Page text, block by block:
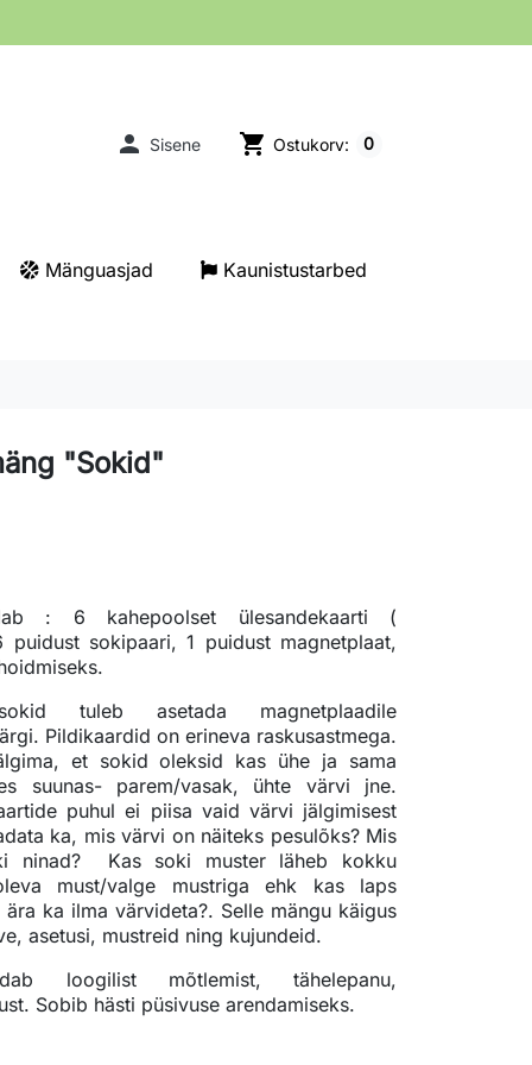
 Sisene shopping_cart Ostukorv: 0
Mänguasjad Kaunistustarbed
"Sokid"
: 6 kahepoolset ülesandekaarti (
puidust sokipaari, 1 puidust magnetplaat,
tuleb asetada magnetplaadile
Pildikaardid on erineva raskusastmega.
et sokid oleksid kas ühe ja sama
suunas- parem/vasak, ühte värvi jne.
puhul ei piisa vaid värvi jälgimisest
ka, mis värvi on näiteks pesulõks? Mis
ninad?
Kas soki muster läheb kokku
must/valge mustriga ehk kas laps
ära ka ilma värvideta?. Selle mängu käigus
asetusi, mustreid ning kujundeid.
loogilist mõtlemist, tähelepanu,
Sobib hästi püsivuse arendamiseks.